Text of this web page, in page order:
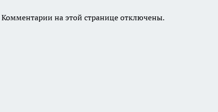
Комментарии на этой странице отключены.